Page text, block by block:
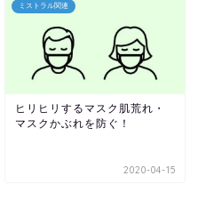
ミストラル関連
ヒリヒリするマスク肌荒れ・
マスクかぶれを防ぐ！
2020-04-15